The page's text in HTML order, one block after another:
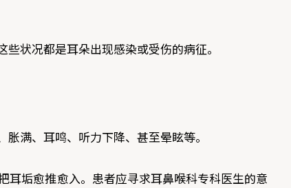
状况都是耳朵出现感染或受伤的病征。
满、耳鸣、听力下降、甚至晕眩等。
耳垢愈推愈入。患者应寻求耳鼻喉科专科医生的意